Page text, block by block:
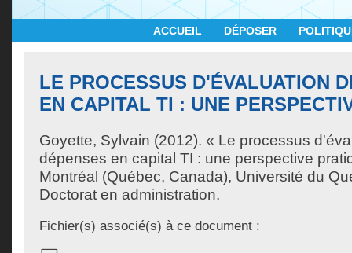
ACCUEIL DÉPOSER
LE PROCESSUS D'ÉVALUATION
EN CAPITAL TI : UNE
Goyette, Sylvain (2012). « Le processus
dépenses en capital TI : une perspective
Montréal (Québec, Canada), Université du
Doctorat en administration.
Fichier(s) associé(s) à ce document :